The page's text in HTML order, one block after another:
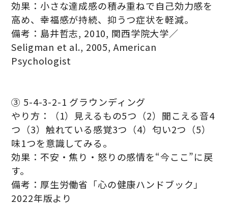
効果：小さな達成感の積み重ねで自己効力感を
高め、幸福感が持続、抑うつ症状を軽減。
備考：島井哲志, 2010, 関西学院大学／
Seligman et al., 2005, American
Psychologist
③ 5-4-3-2-1 グラウンディング
やり方：（1）見えるもの5つ（2）聞こえる音4
つ（3）触れている感覚3つ（4）匂い2つ（5）
味1つを意識してみる。
効果：不安・焦り・怒りの感情を“今ここ”に戻
す。
備考：厚生労働省「心の健康ハンドブック」
2022年版より